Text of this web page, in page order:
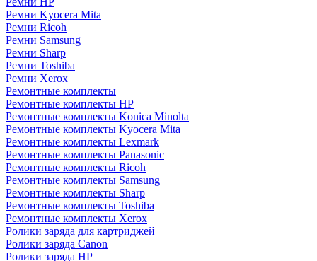
Ремни Kyocera Mita
Ремни Ricoh
Ремни Samsung
Ремни Sharp
Ремни Toshiba
Ремни Xerox
Ремонтные комплекты
Ремонтные комплекты HP
Ремонтные комплекты Konica Minolta
Ремонтные комплекты Kyocera Mita
Ремонтные комплекты Lexmark
Ремонтные комплекты Panasonic
Ремонтные комплекты Ricoh
Ремонтные комплекты Samsung
Ремонтные комплекты Sharp
Ремонтные комплекты Toshiba
Ремонтные комплекты Xerox
Ролики заряда для картриджей
Ролики заряда Canon
Ролики заряда HP